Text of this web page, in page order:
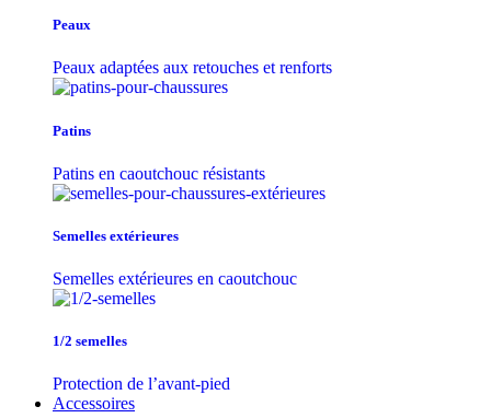
Peaux
Peaux adaptées aux retouches et renforts
Patins
Patins en caoutchouc résistants
Semelles extérieures
Semelles extérieures en caoutchouc
1/2 semelles
Protection de l’avant-pied
Accessoires